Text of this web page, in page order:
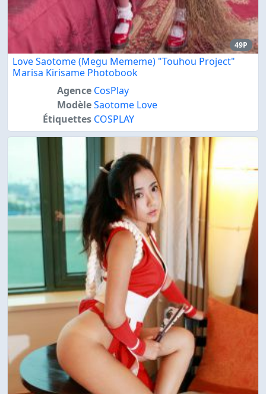
49P
Love Saotome (Megu Mememe) "Touhou Project"
Marisa Kirisame Photobook
Agence CosPlay
ModèleSaotome Love
Étiquettes COSPLAY